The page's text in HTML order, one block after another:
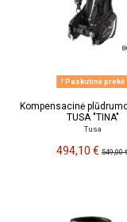
Paskutinė prekė
Kompensacinė
TUSA "TINA"
Tusa
494,10 € 549,00